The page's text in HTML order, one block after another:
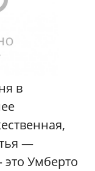
в
—
Умберто